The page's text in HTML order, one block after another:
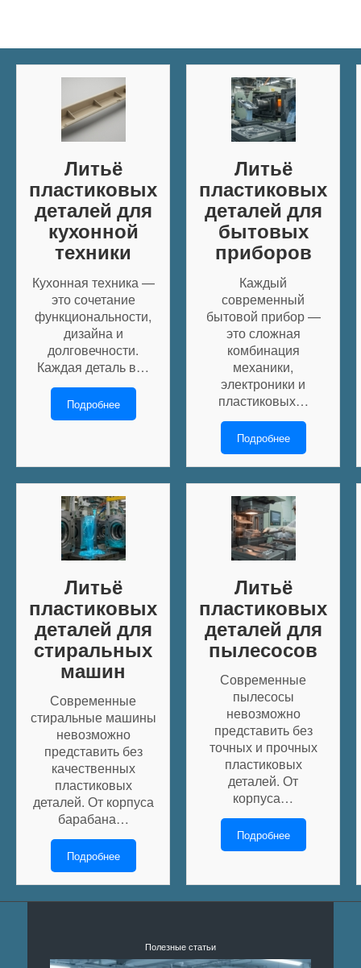
Литьё
пластиковых
деталей для
кухонной
техники
Кухонная техника —
это сочетание
функциональности,
дизайна и
долговечности.
Каждая деталь в…
Подробнее
Литьё
пластиковых
деталей для
бытовых
приборов
Каждый
современный
бытовой прибор —
это сложная
комбинация
механики,
электроники и
пластиковых…
Подробнее
Литьё
пластиковых
деталей для
стиральных
машин
Современные
стиральные машины
невозможно
представить без
качественных
пластиковых
деталей. От корпуса
барабана…
Подробнее
Литьё
пластиковых
деталей для
пылесосов
Современные
пылесосы
невозможно
представить без
точных и прочных
пластиковых
деталей. От
корпуса…
Подробнее
Полезные статьи